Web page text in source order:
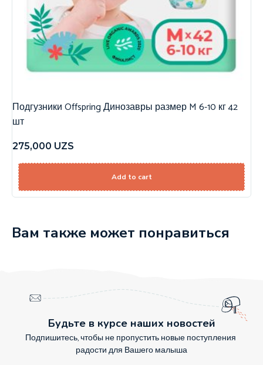
Подгузники Offspring Динозавры размер M 6-10 кг 42
шт
275,000 UZS
Add to cart
Вам также может понравиться
Будьте в курсе наших новостей
Подпишитесь, чтобы не пропустить новые поступления
радости для Вашего малыша